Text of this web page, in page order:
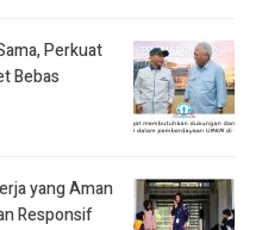
Perkuat
Bebas
yang Aman
Responsif